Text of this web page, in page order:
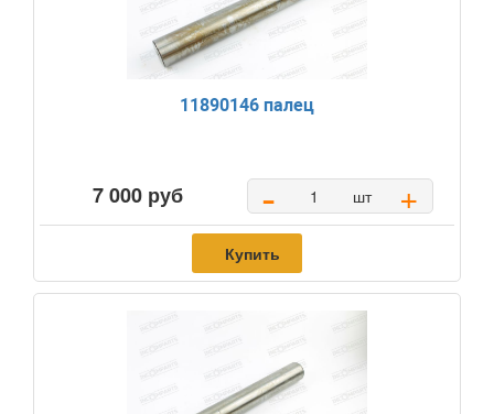
11890146 палец
7 000 руб - шт +
Купить